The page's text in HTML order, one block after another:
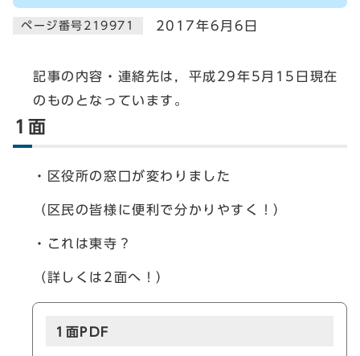
ページ番号219971 2017年6月6日
記事の内容・連絡先は，平成29年5月15日現在
のものとなっています。
1面
・区役所の窓口が変わりました
（区民の皆様に便利で分かりやすく！）
・これは東寺？
（詳しくは2面へ！）
1面PDF